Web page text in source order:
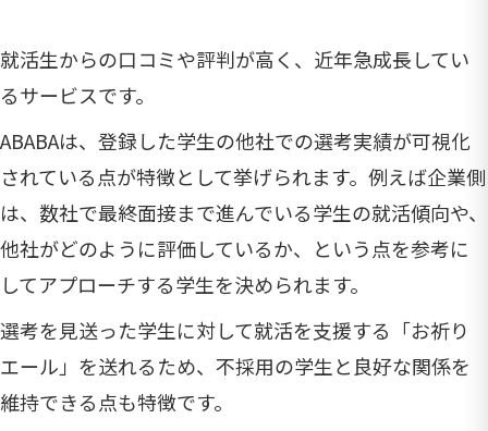
就活生からの口コミや評判が高く、近年急成長してい
るサービスです。
ABABAは、登録した学生の他社での選考実績が可視化
されている点が特徴として挙げられます。例えば企業側
は、数社で最終面接まで進んでいる学生の就活傾向や、
他社がどのように評価しているか、という点を参考に
してアプローチする学生を決められます。
選考を見送った学生に対して就活を支援する「お祈り
エール」を送れるため、不採用の学生と良好な関係を
維持できる点も特徴です。